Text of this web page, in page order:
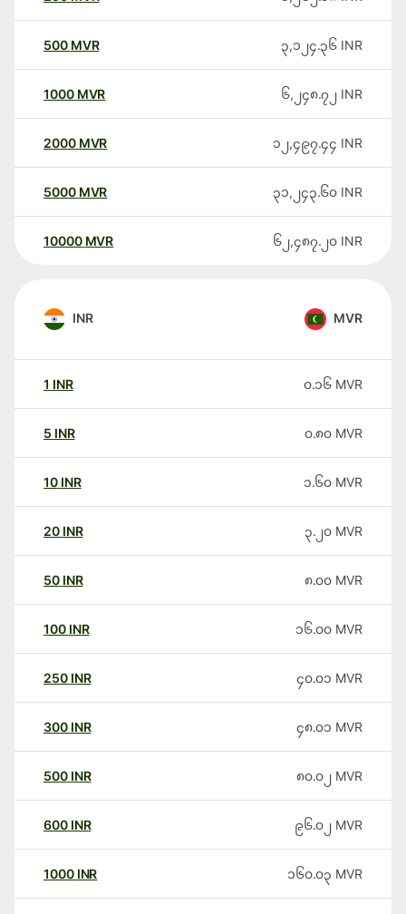
500 MVR ၃,၁၂၄.၃၆ INR
1000 MVR ၆,၂၄၈.၇၂ INR
2000 MVR ၁၂,၄၉၇.၄၄ INR
5000 MVR ၃၁,၂၄၃.၆၀ INR
10000 MVR ၆၂,၄၈၇.၂၀ INR
INR MVR
1 INR ၀.၁၆ MVR
5 INR ၀.၈၀ MVR
10 INR ၁.၆၀ MVR
20 INR ၃.၂၀ MVR
50 INR ၈.၀၀ MVR
100 INR ၁၆.၀၀ MVR
250 INR ၄၀.၀၁ MVR
300 INR ၄၈.၀၁ MVR
500 INR ၈၀.၀၂ MVR
600 INR ၉၆.၀၂ MVR
1000 INR ၁၆၀.၀၃ MVR